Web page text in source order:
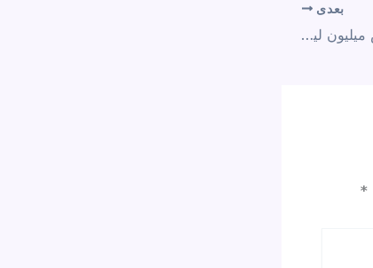
بعدی
ایران روزانه دست‌کم «شش میلیون لیتر» سوخت به پاکستان قاچاق می‌کند
*